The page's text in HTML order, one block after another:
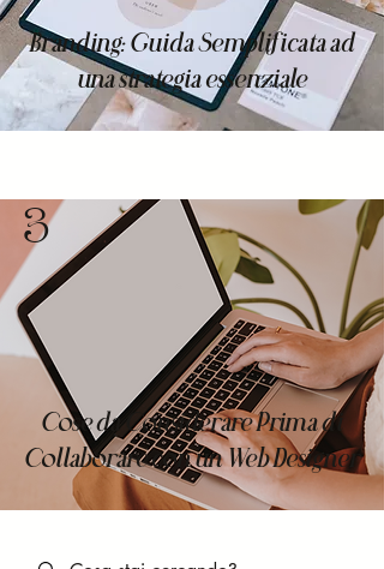
Branding: Guida Semplificata ad
una strategia essenziale
3
Cose da Considerare Prima di
Collaborare con un Web Designer